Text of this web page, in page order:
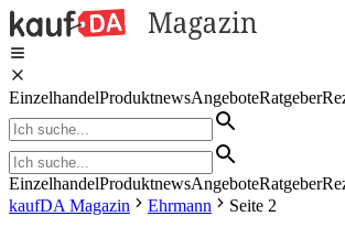
EinzelhandelProduktnewsAngeboteRatgeber
EinzelhandelProduktnewsAngeboteRatgeber
kaufDA Magazin
Ehrmann Seite 2